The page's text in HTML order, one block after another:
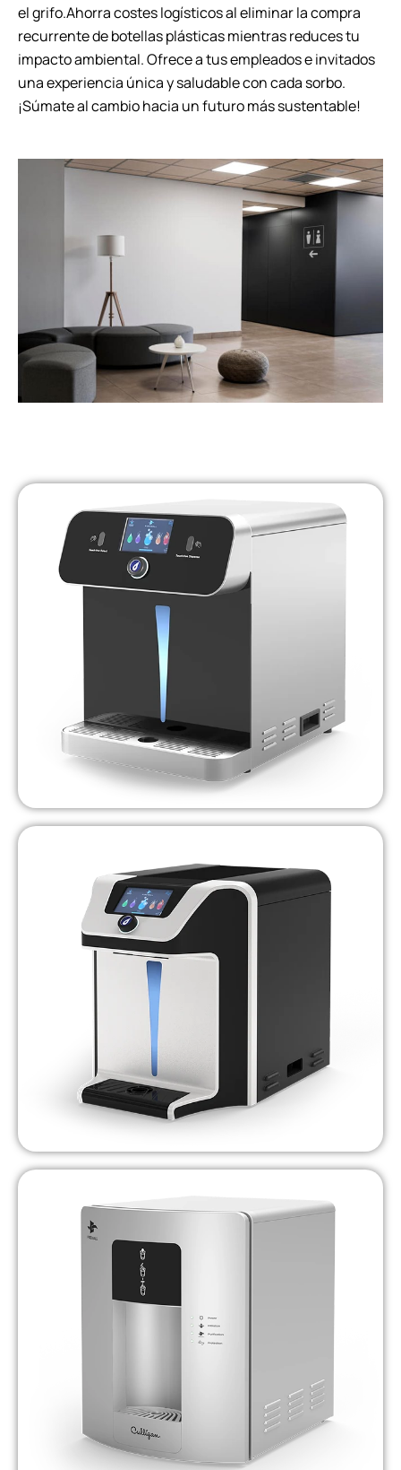
el grifo.Ahorra costes logísticos al eliminar la compra
recurrente de botellas plásticas mientras reduces tu
impacto ambiental. Ofrece a tus empleados e invitados
una experiencia única y saludable con cada sorbo.
¡Súmate al cambio hacia un futuro más sustentable!